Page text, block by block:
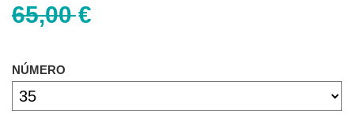
65,00 €
NÚMERO